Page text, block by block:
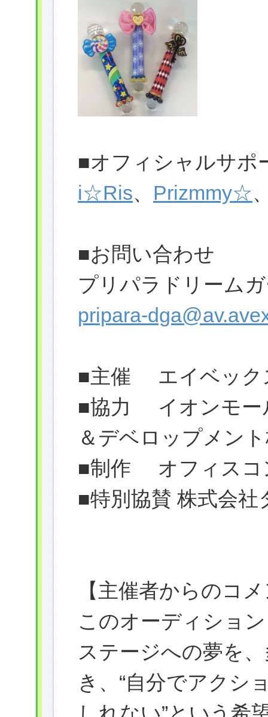
■オフィシャルサポ
i☆Ris、 Prizmmy☆
■お問い合わせ
プリパラドリーム
pripara-
■主催 エイベック
■協力 イオンモー
＆デベロップメン
■制作 オフィスコ
■特別協賛 株式会
【主催者からのコ
このオーディショ
ステージへの夢を
き、“自分でアクシ